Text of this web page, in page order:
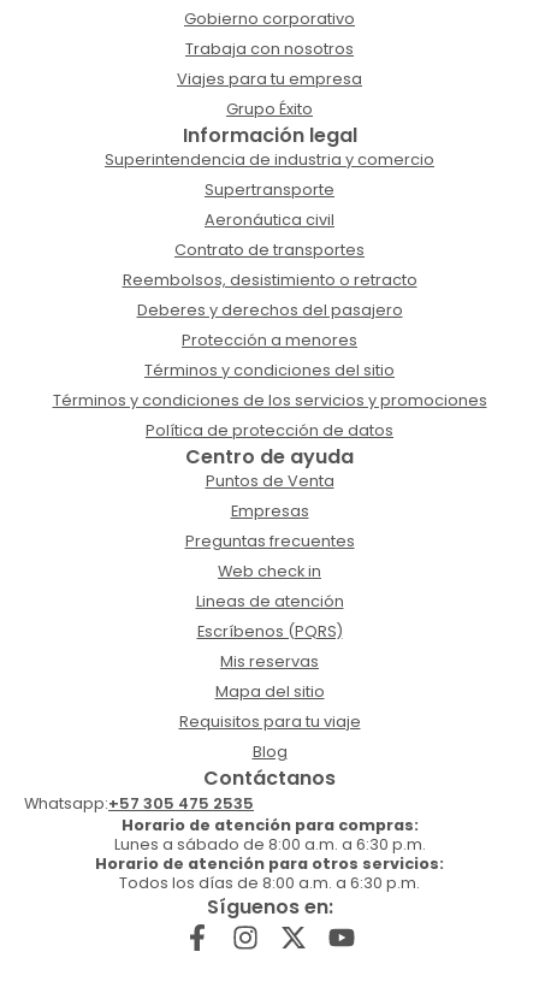
Gobierno corporativo
Trabaja con nosotros
Viajes para tu empresa
Grupo Éxito
Información legal
Superintendencia de industria y comercio
Supertransporte
Aeronáutica civil
Contrato de transportes
Reembolsos, desistimiento o retracto
Deberes y derechos del pasajero
Protección a menores
Términos y condiciones del sitio
Términos y condiciones de los servicios y promociones
Política de protección de datos
Centro de ayuda
Puntos de Venta
Empresas
Preguntas frecuentes
Web check in
Lineas de atención
Escríbenos (PQRS)
Mis reservas
Mapa del sitio
Requisitos para tu viaje
Blog
Contáctanos
Whatsapp:+57 305 475 2535
Horario de atención para compras:
Lunes a sábado de 8:00 a.m. a 6:30 p.m.
Horario de atención para otros servicios:
Todos los días de 8:00 a.m. a 6:30 p.m.
Síguenos en: